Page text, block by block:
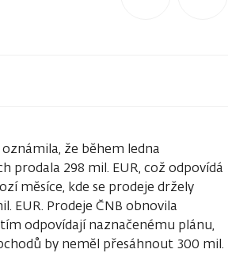
že během ledna
prodala 298 mil. EUR, což odpovídá
měsíce, kde se prodeje držely
EUR. Prodeje ČNB obnovila
odpovídají naznačenému plánu,
by neměl přesáhnout 300 mil.